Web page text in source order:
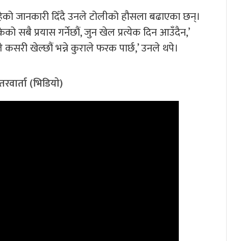
जानकारी दिँदै उनले टोलीको हौसला बढाएका छन्।
सबै प्रयास गर्नेछौं, जुन खेल प्रत्येक दिन आउँदैन,’
खेल्छौं भन्ने कुराले फरक पार्छ,’ उनले थपे।
(भिडियाे)